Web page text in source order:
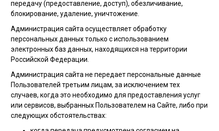
передачу (предоставление, доступ), обезличивание,
блокирование, удаление, уничтожение.
Администрация сайта осуществляет обработку
персональных данных только с использованием
электронных баз данных, находящихся на территории
Российской Федерации.
Администрация сайта не передает персональные данные
Пользователей третьим лицам, за исключением тех
случаев, когда это необходимо для предоставления услуг
или сервисов, выбранных Пользователем на Сайте, либо при
следующих обстоятельствах: